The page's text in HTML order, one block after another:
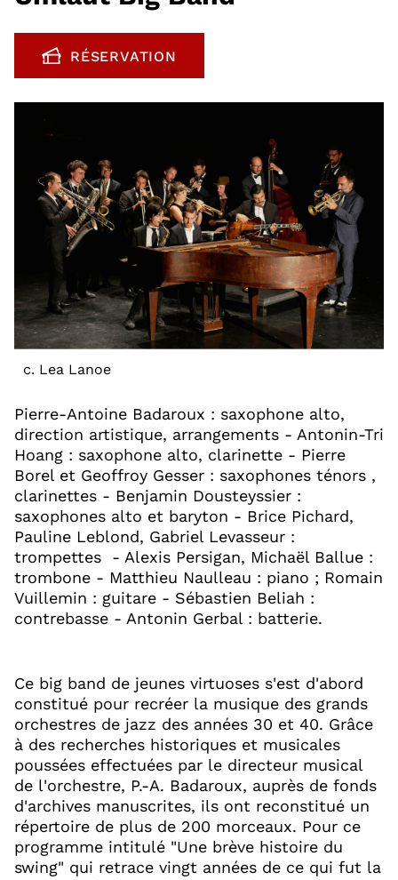
RÉSERVATION
, OUVRE UNE NOUVELLE FENÊTRE
c. Lea Lanoe
Pierre-Antoine Badaroux : saxophone alto,
direction artistique, arrangements - Antonin-Tri
Hoang : saxophone alto, clarinette - Pierre
Borel et Geoffroy Gesser : saxophones ténors ,
clarinettes - Benjamin Dousteyssier :
saxophones alto et baryton - Brice Pichard,
Pauline Leblond, Gabriel Levasseur :
trompettes - Alexis Persigan, Michaël Ballue :
trombone - Matthieu Naulleau : piano ; Romain
Vuillemin : guitare - Sébastien Beliah :
contrebasse - Antonin Gerbal : batterie.​
Ce big band de jeunes virtuoses s'est d'abord
constitué pour recréer la musique des grands
orchestres de jazz des années 30 et 40. Grâce
à des recherches historiques et musicales
poussées effectuées par le directeur musical
de l'orchestre, P.-A. Badaroux, auprès de fonds
d'archives manuscrites, ils ont reconstitué un
répertoire de plus de 200 morceaux. Pour ce
programme intitulé "Une brève histoire du
swing" qui retrace vingt années de ce qui fut la